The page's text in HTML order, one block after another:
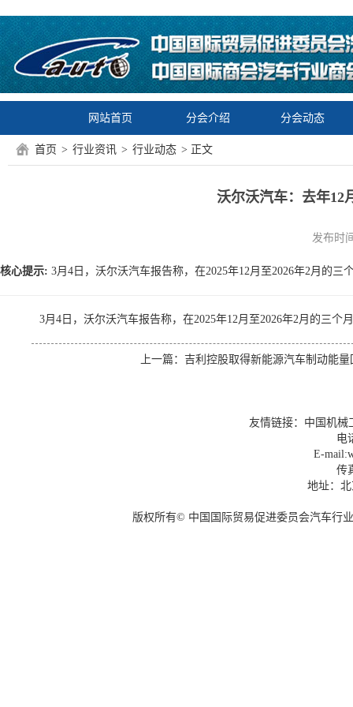
网站首页 分会介绍 分会动态
首页 > 行业资讯 > 行业动态 > 正文
沃尔沃汽车：去年12
发布时
核心提示: 3月4日，沃尔沃汽车报告称，在2025年12月至2026年2月的三
3月4日，沃尔沃汽车报告称，在2025年12月至2026年2月的三个
上一篇： 吉利控股取得新能源汽车制动能量
友情链接： 中国机械
电
E-
传
地址：
版权所有© 中国国际贸易促进委员会汽车行